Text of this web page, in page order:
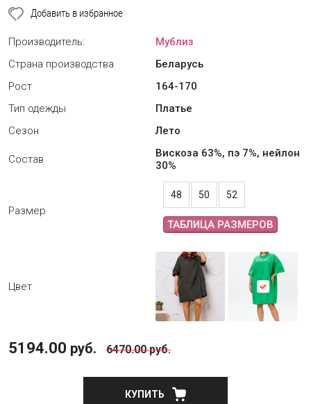
Добавить в избранное
Производитель:
Мублиз
Страна производства
Беларусь
Рост
164-170
Тип одежды
Платье
Сезон
Лето
Состав
Вискоза 63%, пэ 7%, нейлон
30%
Размер
48 50 52
ТАБЛИЦА РАЗМЕРОВ
Цвет
5194.00 руб. 6470.00 руб.
КУПИТЬ